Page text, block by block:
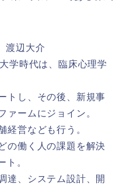
辺大介
学時代は、臨床心理学
トし、その後、新規事
ァームにジョイン。
経営なども行う。
の働く人の課題を解決
ト。
達、システム設計、開